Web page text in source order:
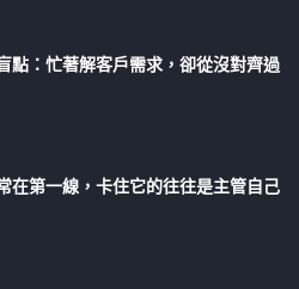
點：忙著解客戶需求，卻從沒對齊過
在第一線，卡住它的往往是主管自己